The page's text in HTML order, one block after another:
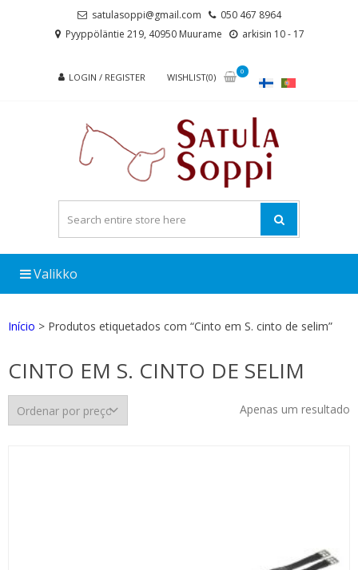
satulasoppi@gmail.com
050 467 8964
Pyyppöläntie 219, 40950 Muurame
arkisin 10 - 17
LOGIN / REGISTER WISHLIST(0)
0
Valikko
Início > Produtos etiquetados com “Cinto em S. cinto de selim”
CINTO EM S. CINTO DE SELIM
Apenas um resultado